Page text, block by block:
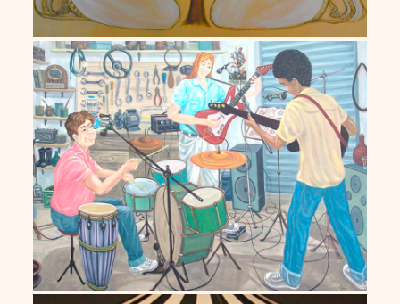
Sérgio Vidal